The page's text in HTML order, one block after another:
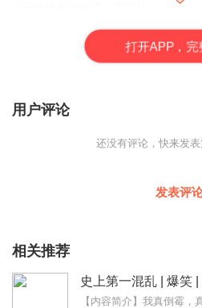
打开APP，完
用户评论
还没有评论，快来发表
发表评
相关推荐
史上第一混乱 | 爆笑